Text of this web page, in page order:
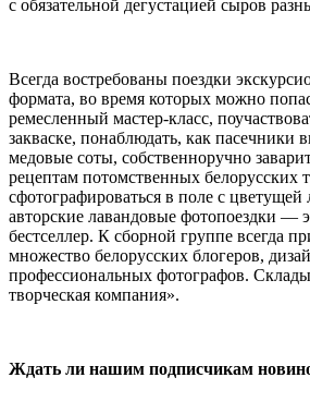
с обязательной дегустацией сыров
Всегда востребованы поездки
формата, во время которых можно
ремесленный мастер-класс,
закваске, понаблюдать, как пасечники
медовые соты, собственноручно
рецептам потомственных белорусских
сфотографироваться в поле с цветущей
авторские лавандовые фотопоездки —
бестселлер. К сборной группе всегда
множество белорусских блогеров,
профессиональных фотографов.
творческая компания».
Ждать ли нашим подписчикам